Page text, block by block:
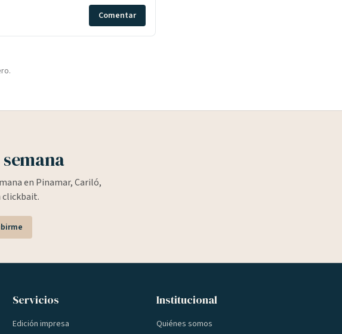
Comentar
en Pinamar, Cariló,
clickbait.
Servicios
Edición impresa
Institucional
Quiénes somos